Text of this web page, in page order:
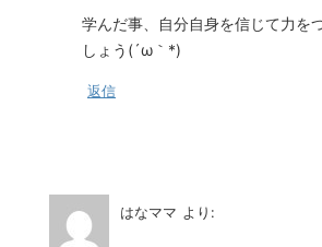
学んだ事、自分自身を信じて力を
しょう(´ω｀*)
返信
はなママ より: